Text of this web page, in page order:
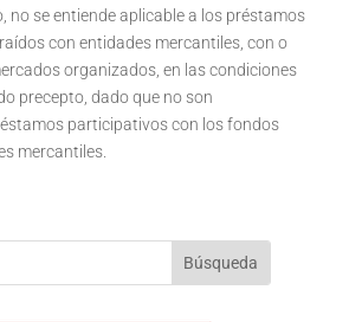
no se entiende aplicable a los préstamos
con entidades mercantiles, con o
organizados, en las condiciones
precepto, dado que no son
participativos con los fondos
mercantiles.